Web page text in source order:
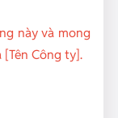
này và mong
Công ty].